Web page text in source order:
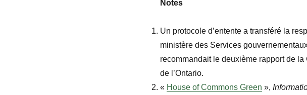
Notes
Un protocole d’entente a transféré la
ministère des Services
recommandait le deuxième rapport de
de l’Ontario.
« House of Commons Green »,